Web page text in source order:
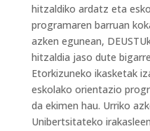
hitzaldiko ardatz eta
programaren barruan
azken egunean,
hitzaldia jaso dute
Etorkizuneko ikasketak
eskolako orientazio
da ekimen hau. Urriko
Unibertsitateko